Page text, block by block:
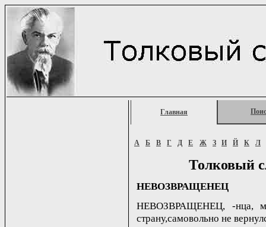
Главная
А Б В Г Д Е Ж З И Й К Л
Толковый
НЕВОЗВРАЩЕНЕЦ
НЕВОЗВРАЩЕНЕЦ, -нца,
страну,самовольно не